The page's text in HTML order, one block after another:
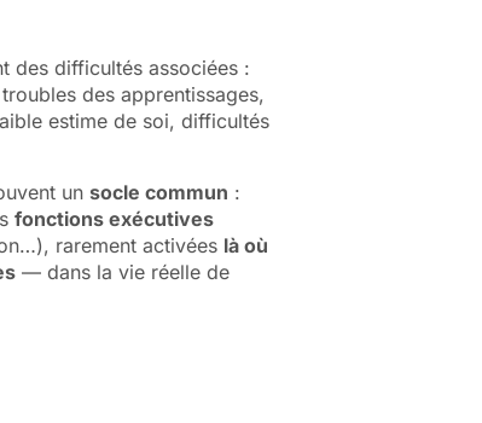
des difficultés associées :
des apprentissages,
estime de soi, difficultés
un socle commun :
fonctions exécutives
rarement activées là où
— dans la vie réelle de